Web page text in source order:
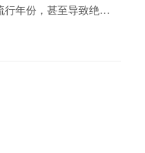
行年份，甚至导致绝